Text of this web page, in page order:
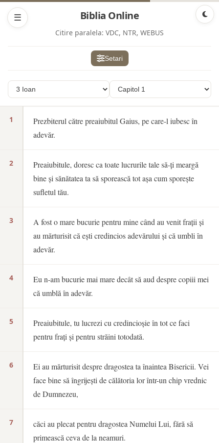
☰ Biblia Online
Citire paralela: VDC, NTR, WEBUS
Setari
1
2
3
4
5
6
7
Prezbiterul către preaiubitul Gaius, pe care-l iubesc în
adevăr.
Preaiubitule, doresc ca toate lucrurile tale să-ți meargă
bine și sănătatea ta să sporească tot așa cum sporește
sufletul tău.
A fost o mare bucurie pentru mine când au venit frații și
au mărturisit că ești credincios adevărului și că umbli în
adevăr.
Eu n-am bucurie mai mare decât să aud despre copiii mei
că umblă în adevăr.
Preaiubitule, tu lucrezi cu credincioșie în tot ce faci
pentru frați și pentru străini totodată.
Ei au mărturisit despre dragostea ta înaintea Bisericii. Vei
face bine să îngrijești de călătoria lor într-un chip vrednic
de Dumnezeu,
căci au plecat pentru dragostea Numelui Lui, fără să
primească ceva de la neamuri.